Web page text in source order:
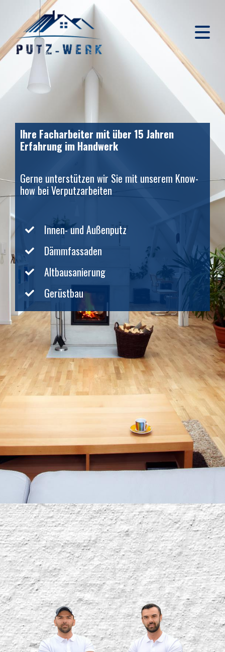
Ihre Facharbeiter mit über 15 Jahren
Erfahrung im Handwerk
Gerne unterstützen wir Sie mit unserem Know-
how bei Verputzarbeiten
Innen- und Außenputz
Dämmfassaden
Altbausanierung
Gerüstbau